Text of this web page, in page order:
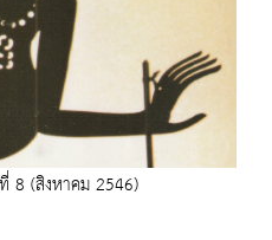
8 (สิงหาคม 2546)